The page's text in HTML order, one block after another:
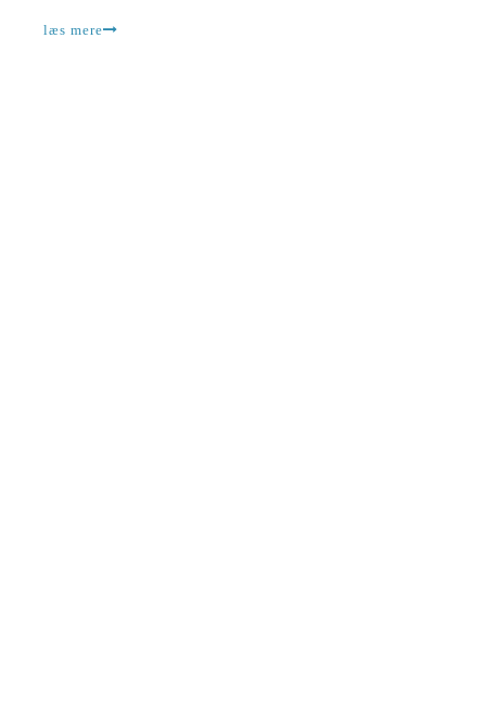
over, at forurenende stoffet findes i nogle tilfælde,
læs mere